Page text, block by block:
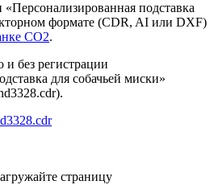
подставка
формате (CDR, AI или DXF)
СО2.
и без регистрации
для собачьей миски»
страницу